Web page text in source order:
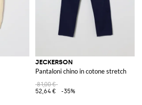
JECKERSON
Pantaloni chino in cotone stretch
81,00 €
52,64 €
-35%